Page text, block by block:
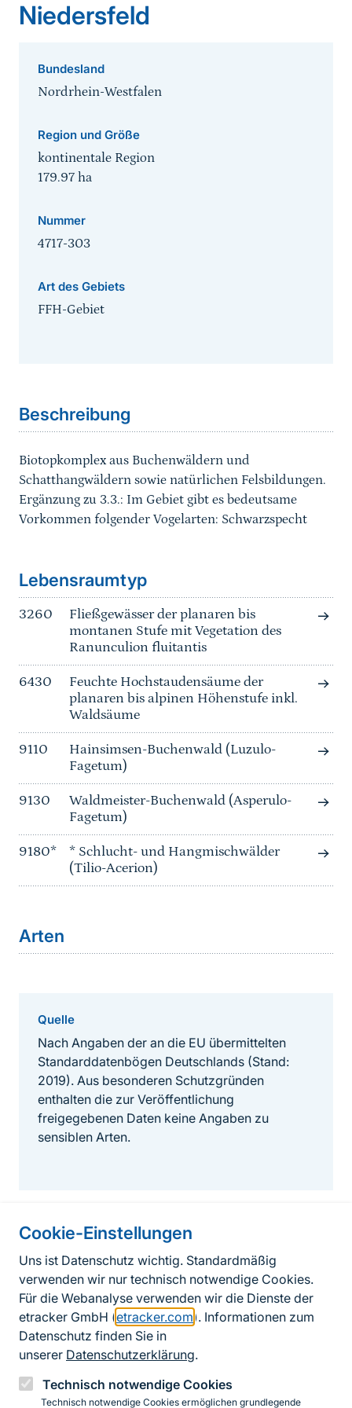
Cookie-Einstellungen
Uns ist Datenschutz wichtig. Standardmäßig
verwenden wir nur technisch notwendige Cookies.
Für die Webanalyse verwenden wir die Dienste der
etracker GmbH (etracker.com ). Informationen zum
Datenschutz finden Sie in
unserer Datenschutzerklärung.
Technisch notwendige Cookies
Technisch notwendige Cookies ermöglichen grundlegende
Niedersfeld
Bundesland
Nordrhein-Westfalen
Region und Größe
kontinentale Region
179.97 ha
Nummer
4717-303
Art des Gebiets
FFH-Gebiet
Beschreibung
Biotopkomplex aus Buchenwäldern und
Schatthangwäldern sowie natürlichen Felsbildungen.
Ergänzung zu 3.3.: Im Gebiet gibt es bedeutsame
Vorkommen folgender Vogelarten: Schwarzspecht
Lebensraumtyp
3260
Fließgewässer der planaren bis
montanen Stufe mit Vegetation des
Ranunculion fluitantis
6430
Feuchte Hochstaudensäume der
planaren bis alpinen Höhenstufe inkl.
Waldsäume
9110
Hainsimsen-Buchenwald (Luzulo-
Fagetum)
9130
Waldmeister-Buchenwald (Asperulo-
Fagetum)
9180*
* Schlucht- und Hangmischwälder
(Tilio-Acerion)
Arten
Quelle
Nach Angaben der an die EU übermittelten
Standarddatenbögen Deutschlands (Stand:
2019). Aus besonderen Schutzgründen
enthalten die zur Veröffentlichung
freigegebenen Daten keine Angaben zu
sensiblen Arten.
Informationen zur Seite
FußzeileKontakt zum BfN
Kontaktformular
Erklärung zur Barrierefreiheit
Impressum